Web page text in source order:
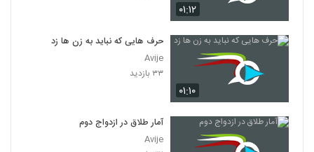
۰۱:۱۲
۰۱:۱۰
حرف هایی که نباید به زن ها زد
Avije
۳۳ بازدید
آمار طلاق در ازدواج دوم
Avije